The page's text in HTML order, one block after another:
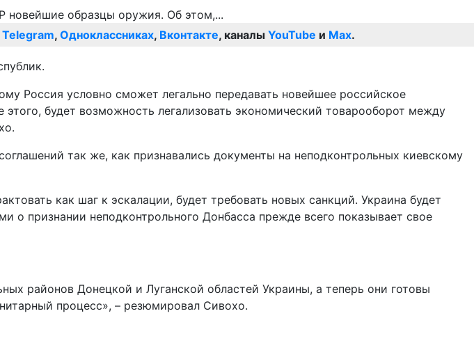
Telegram, Одноклассниках, Вконтакте, каналы YouTube и Max.
Россия условно сможет легально передавать новейшее российское
будет возможность легализовать экономический товарооборот между
так же, как признавались документы на неподконтрольных киевскому
как шаг к эскалации, будет требовать новых санкций. Украина будет
признании неподконтрольного Донбасса прежде всего показывает свое
районов Донецкой и Луганской областей Украины, а теперь они готовы
процесс», – резюмировал Сивохо.